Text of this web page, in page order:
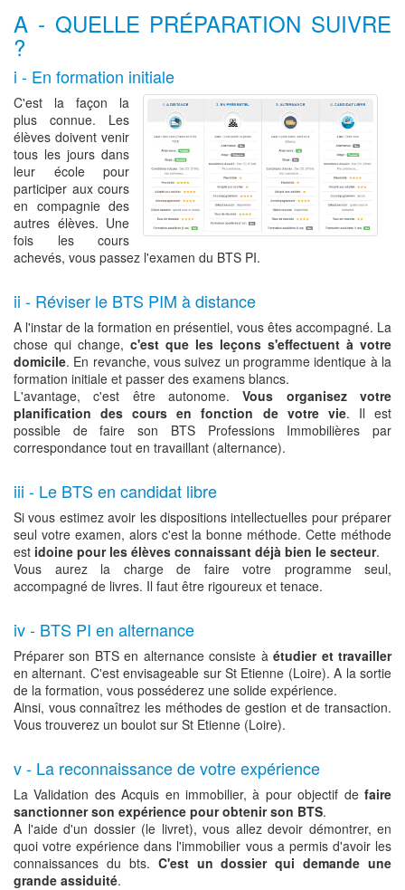
A - QUELLE PRÉPARATION SUIVRE
?
i - En formation initiale
C'est la façon la
plus connue. Les
élèves doivent venir
tous les jours dans
leur école pour
participer aux cours
en compagnie des
autres élèves. Une
fois les cours
achevés, vous passez l'examen du BTS PI.
ii - Réviser le BTS PIM à distance
A l'instar de la formation en présentiel, vous êtes accompagné. La
chose qui change, c'est que les leçons s'effectuent à votre
domicile. En revanche, vous suivez un programme identique à la
formation initiale et passer des examens blancs.
L'avantage, c'est être autonome.Vous organisez votre
planification des cours en fonction de votre vie. Il est
possible de faire son BTS Professions Immobilières par
correspondance tout en travaillant (alternance).
iii - Le BTS en candidat libre
Si vous estimez avoir les dispositions intellectuelles pour préparer
seul votre examen, alors c'est la bonne méthode. Cette méthode
est idoine pour les élèves connaissant déjà bien le secteur.
Vous aurez la charge de faire votre programme seul,
accompagné de livres. Il faut être rigoureux et tenace.
iv - BTS PI en alternance
Préparer son BTS en alternance consiste àétudier et travailler
en alternant. C'est envisageable sur St Etienne (Loire). A la sortie
de la formation, vous posséderez une solide expérience.
Ainsi, vous connaîtrez les méthodes de gestion et de transaction.
Vous trouverez un boulot sur St Etienne (Loire).
v - La reconnaissance de votre expérience
La Validation des Acquis en immobilier, à pour objectif de faire
sanctionner son expérience pour obtenir son BTS.
A l'aide d'un dossier (le livret), vous allez devoir démontrer, en
quoi votre expérience dans l'immobilier vous a permis d'avoir les
connaissances du bts. C'est un dossier qui demande une
grande assiduité.